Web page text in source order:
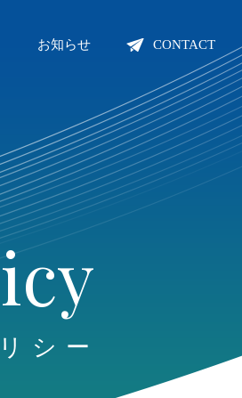
お知らせ CONTACT
icy
リ シ ー